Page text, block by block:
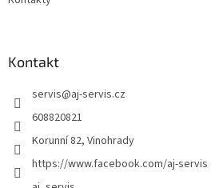
Kontakt
servis@aj-servis.cz
608820821
Korunní 82, Vinohrady
https://www.facebook.com/aj-servis